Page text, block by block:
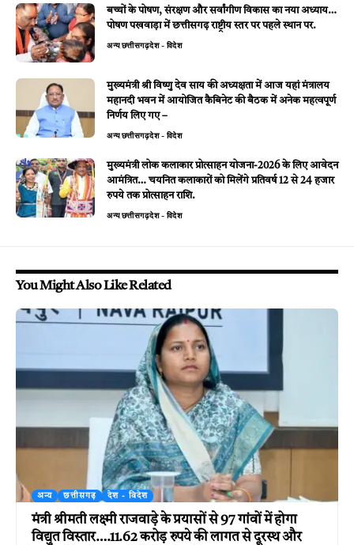
बच्चों के पोषण, संरक्षण और सर्वांगीण विकास का नया अध्याय…
पोषण पखवाड़ा में छत्तीसगढ़ राष्ट्रीय स्तर पर पहले स्थान पर.
अन्यछत्तीसगढ़देश - विदेश
मुख्यमंत्री श्री विष्णु देव साय की अध्यक्षता में आज यहां मंत्रालय
महानदी भवन में आयोजित कैबिनेट की बैठक में अनेक महत्वपूर्ण
निर्णय लिए गए –
अन्यछत्तीसगढ़देश - विदेश
मुख्यमंत्री लोक कलाकार प्रोत्साहन योजना-2026 के लिए आवेदन
आमंत्रित… चयनित कलाकारों को मिलेंगे प्रतिवर्ष 12 से 24 हजार
रुपये तक प्रोत्साहन राशि.
अन्यछत्तीसगढ़देश - विदेश
You Might Also Like Related
अन्य छत्तीसगढ़ देश - विदेश
मंत्री श्रीमती लक्ष्मी राजवाड़े के प्रयासों से 97 गांवों में होगा
विद्युत विस्तार….11.62 करोड़ रुपये की लागत से दूरस्थ और